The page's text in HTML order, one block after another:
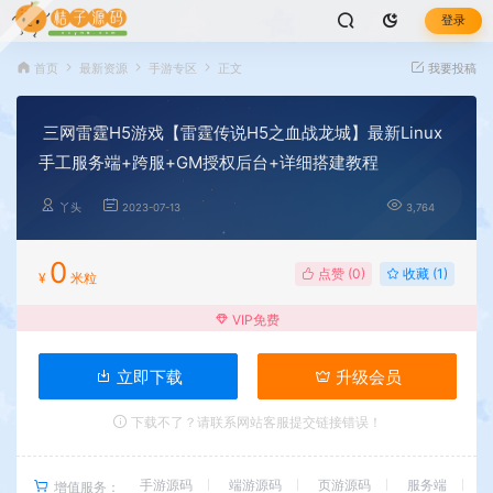
登录
首页 最新资源 手游专区 正文 我要投稿
三网雷霆H5游戏【雷霆传说H5之血战龙城】最新Linux
手工服务端+跨服+GM授权后台+详细搭建教程
丫头 2023-07-13 3,764
¥ 0 米粒 点赞 (0) 收藏 (1)
VIP免费
立即下载 升级会员
下载不了？请联系网站客服提交链接错误！
增值服务： 手游源码 端游源码 页游源码 服务端